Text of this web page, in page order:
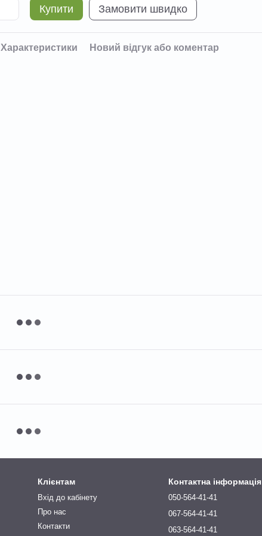
Купити Замовити швидко
Характеристики Новий відгук або коментар
Клієнтам
Вхід до кабінету
Про нас
Контакти
Контактна інформація
050-564-41-41
067-564-41-41
063-564-41-41